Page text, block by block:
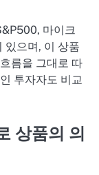
마이크
있으며, 이 상품
름을 그대로 따
투자자도 비교
상품의 의